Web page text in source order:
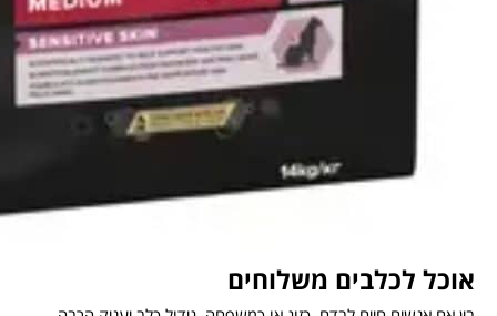
אוכל לכלבים משלוחים